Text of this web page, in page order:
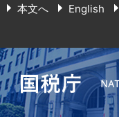
本文へ English